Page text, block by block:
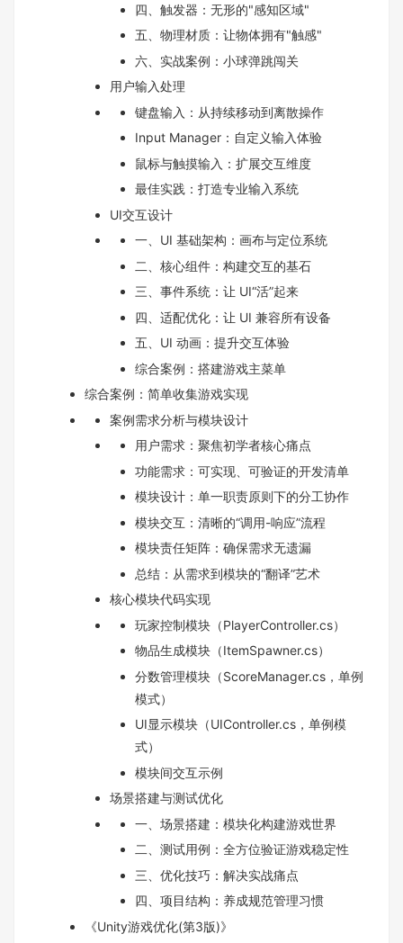
四、触发器：无形的"感知区域"
五、物理材质：让物体拥有"触感"
六、实战案例：小球弹跳闯关
用户输入处理
键盘输入：从持续移动到离散操作
Input Manager：自定义输入体验
鼠标与触摸输入：扩展交互维度
最佳实践：打造专业输入系统
UI交互设计
一、UI 基础架构：画布与定位系统
二、核心组件：构建交互的基石
三、事件系统：让 UI“活”起来
四、适配优化：让 UI 兼容所有设备
五、UI 动画：提升交互体验
综合案例：搭建游戏主菜单
综合案例：简单收集游戏实现
案例需求分析与模块设计
用户需求：聚焦初学者核心痛点
功能需求：可实现、可验证的开发清单
模块设计：单一职责原则下的分工协作
模块交互：清晰的“调用-响应”流程
模块责任矩阵：确保需求无遗漏
总结：从需求到模块的“翻译”艺术
核心模块代码实现
玩家控制模块（PlayerController.cs）
物品生成模块（ItemSpawner.cs）
分数管理模块（ScoreManager.cs，单例
模式）
UI显示模块（UIController.cs，单例模
式）
模块间交互示例
场景搭建与测试优化
一、场景搭建：模块化构建游戏世界
二、测试用例：全方位验证游戏稳定性
三、优化技巧：解决实战痛点
四、项目结构：养成规范管理习惯
《Unity游戏优化(第3版)》